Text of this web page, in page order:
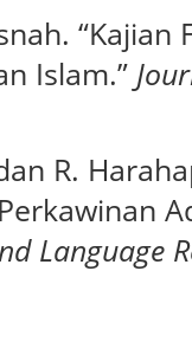
Islam.”
R.
Language